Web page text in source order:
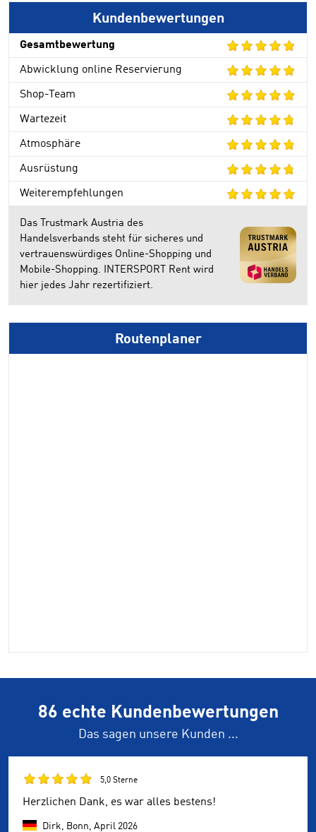
Kundenbewertungen
Gesamtbewertung
Abwicklung online Reservierung
Shop-Team
Wartezeit
Atmosphäre
Ausrüstung
Weiterempfehlungen
Das Trustmark Austria des
Handelsverbands steht für sicheres und
vertrauenswürdiges Online-Shopping und
Mobile-Shopping. INTERSPORT Rent wird
hier jedes Jahr rezertifiziert.
Routenplaner
86 echte Kundenbewertungen
Das sagen unsere Kunden ...
5,0 Sterne
Herzlichen Dank, es war alles bestens!
Dirk, Bonn, April 2026